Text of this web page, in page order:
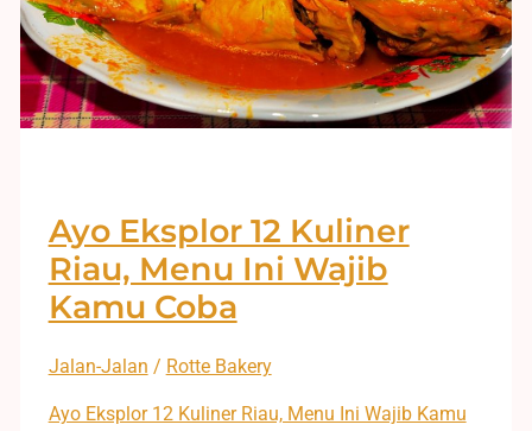
Ayo Eksplor 12 Kuliner
Riau, Menu Ini Wajib
Kamu Coba
Jalan-Jalan / Rotte Bakery
Ayo Eksplor 12 Kuliner Riau, Menu Ini Wajib Kamu